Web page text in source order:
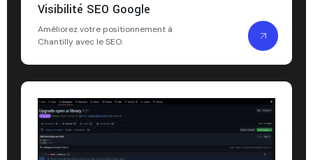
Visibilité SEO Google
Améliorez votre positionnement à
Chantilly avec le SEO.